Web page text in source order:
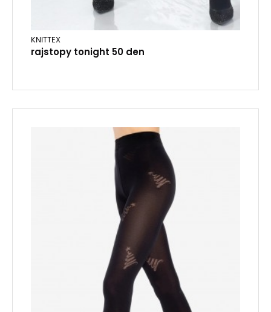
KNITTEX
rajstopy tonight 50 den